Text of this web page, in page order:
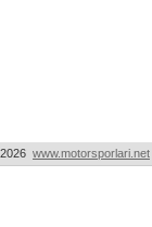
www.motorsporlari.net